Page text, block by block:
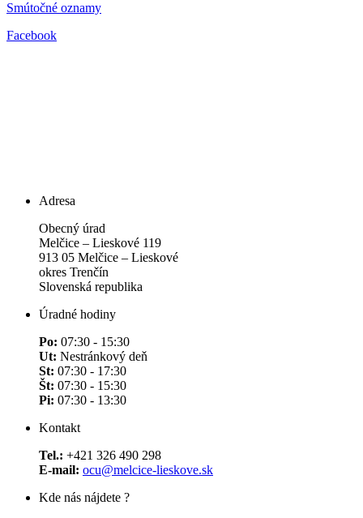
Smútočné oznamy
Facebook
Adresa
Obecný úrad
Melčice – Lieskové 119
913 05 Melčice – Lieskové
okres Trenčín
Slovenská republika
Úradné hodiny
Po: 07:30 - 15:30
Ut: Nestránkový deň
St: 07:30 - 17:30
Št: 07:30 - 15:30
Pi: 07:30 - 13:30
Kontakt
Tel.: +421 326 490 298
E-mail: ocu@melcice-lieskove.sk
Kde nás nájdete ?